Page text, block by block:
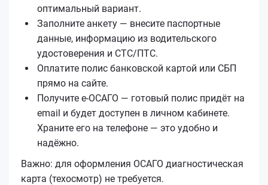
оптимальный вариант.
Заполните анкету — внесите паспортные
данные, информацию из водительского
удостоверения и СТС/ПТС.
Оплатите полис банковской картой или СБП
прямо на сайте.
Получите е‑ОСАГО — готовый полис придёт на
email и будет доступен в личном кабинете.
Храните его на телефоне — это удобно и
надёжно.
Важно: для оформления ОСАГО диагностическая
карта (техосмотр) не требуется.